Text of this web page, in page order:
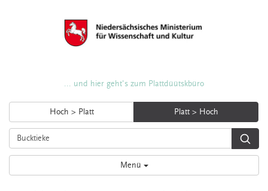
... und hier geht's zum Plattdüütskbüro
Hoch > Platt Platt > Hoch
Menü